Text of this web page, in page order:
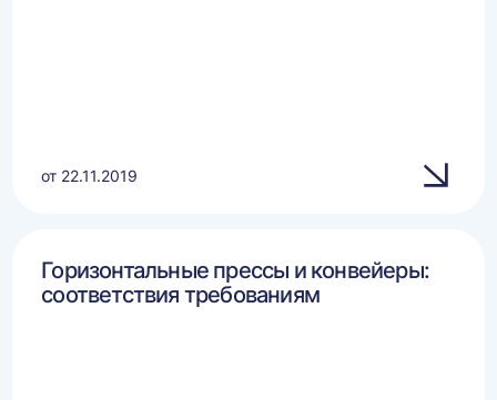
от 22.11.2019
Горизонтальные прессы и конвейеры:
соответствия требованиям